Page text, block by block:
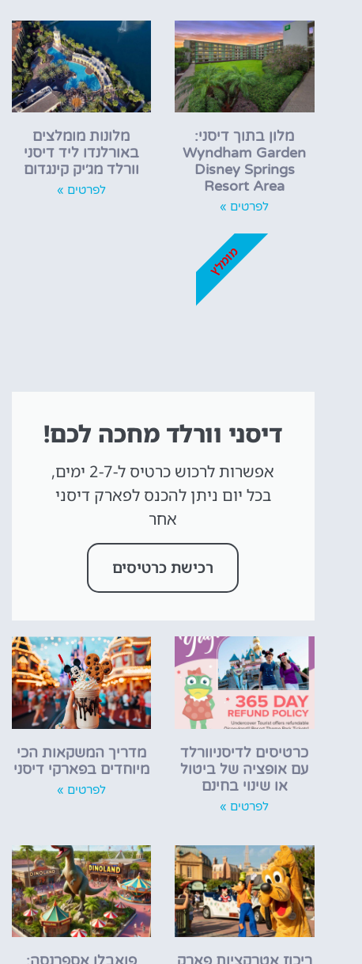
מלון בתוך דיסני:
Wyndham Garden
Disney Springs
Resort Area
לפרטים »
מלונות מומלצים
באורלנדו ליד דיסני
וורלד מג׳יק קינגדום
לפרטים »
דיסני וורלד מחכה לכם!
אפשרות לרכוש כרטיס ל-2-7 ימים,
בכל יום ניתן להכנס לפארק דיסני
אחר
רכישת כרטיסים
מומלץ
כרטיסים לדיסניוורלד
עם אופציה של ביטול
או שינוי בחינם
לפרטים »
מדריך המשקאות הכי
מיוחדים בפארקי דיסני
לפרטים »